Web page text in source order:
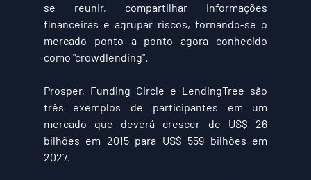
se reunir, compartilhar informações
financeiras e agrupar riscos, tornando-se o
mercado ponto a ponto agora conhecido
como "crowdlending".
Prosper, Funding Circle e LendingTree são
três exemplos de participantes em um
mercado que deverá crescer de US$ 26
bilhões em 2015 para US$ 559 bilhões em
2027.